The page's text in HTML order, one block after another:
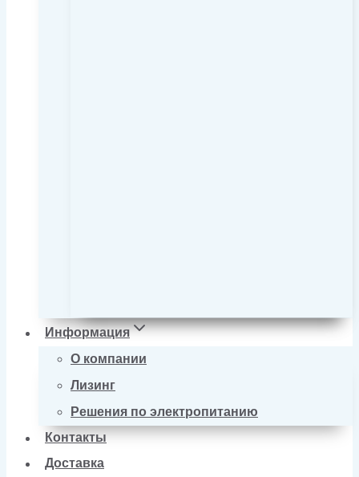
Информация
О компании
Лизинг
Решения по электропитанию
Контакты
Доставка